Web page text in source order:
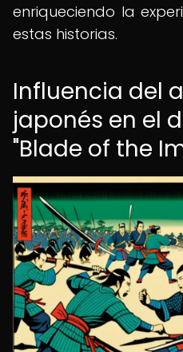
enriqueciendo la
estas historias.
Influencia del
japonés en el
"Blade of the